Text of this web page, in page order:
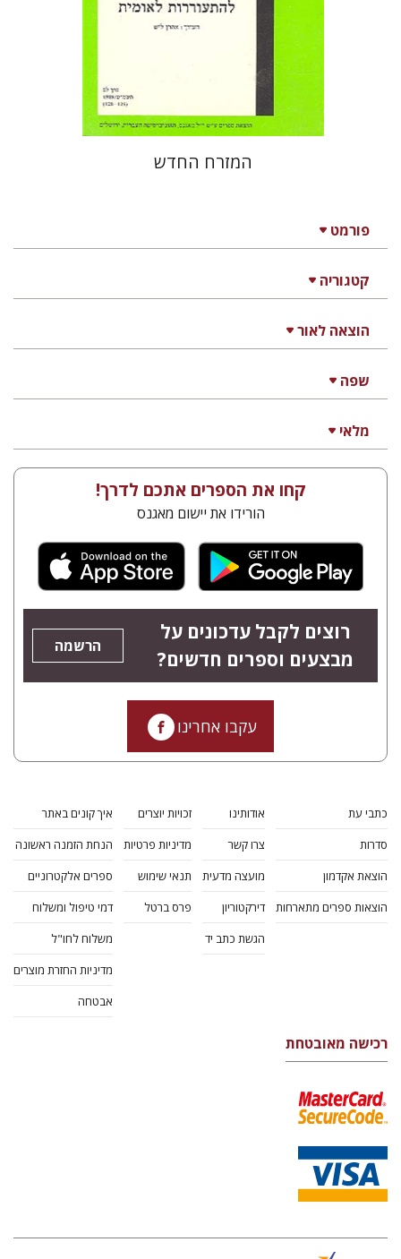
פורמט
קטגוריה
הוצאה לאור
שפה
מלאי
המזרח החדש
קחו את הספרים אתכם לדרך!
הורידו את יישום מאגנס
רוצים לקבל עדכונים על
מבצעים וספרים חדשים?
הרשמה
עקבו אחרינו
כתבי עת
סדרות
הוצאת אקדמון
הוצאות ספרים מתארחות
אודותינו
צרו קשר
מועצה מדעית
דירקטוריון
הגשת כתב יד
זכויות יוצרים
מדיניות פרטיות
תנאי שימוש
פרס ברטל
איך קונים באתר
הנחת הזמנה ראשונה
ספרים אלקטרוניים
דמי טיפול ומשלוח
משלוח לחו"ל
מדיניות החזרת מוצרים
אבטחה
רכישה מאובטחת